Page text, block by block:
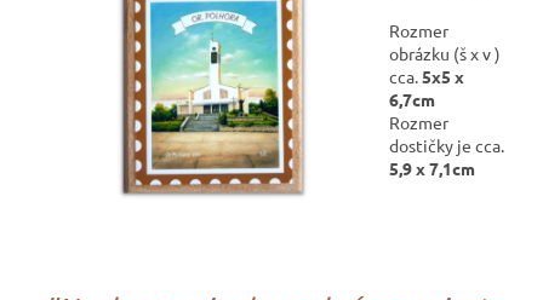
Rozmer
obrázku (š x v )
cca.5x5 x
6,7cm
Rozmer
dostičky je cca.
5,9 x 7,1cm